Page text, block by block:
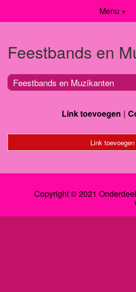
Menu +
Feestbands en
Feestbands en Muzikanten
Link toevoegen
Link toevoegen
Copyright © 2021